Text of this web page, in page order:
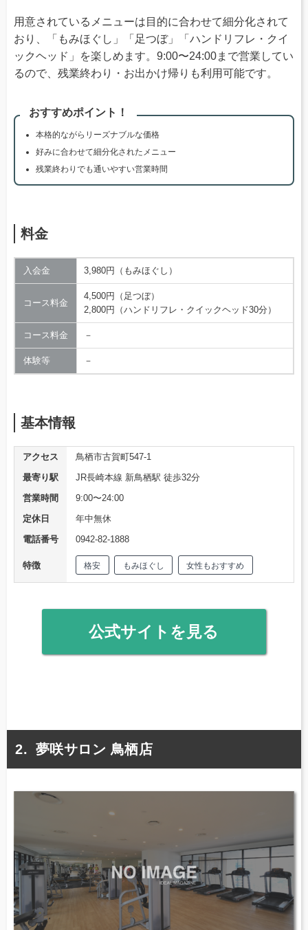
用意されているメニューは目的に合わせて細分化されて
おり、「もみほぐし」「足つぼ」「ハンドリフレ・クイ
ックヘッド」を楽しめます。9:00〜24:00まで営業してい
るので、残業終わり・お出かけ帰りも利用可能です。
おすすめポイント！
本格的ながらリーズナブルな価格
好みに合わせて細分化されたメニュー
残業終わりでも通いやすい営業時間
料金
入会金 3,980円（もみほぐし）
コース料金
4,500円（足つぼ）
2,800円（ハンドリフレ・クイックヘッド30分）
コース料金 －
体験等 －
基本情報
アクセス
鳥栖市古賀町547-1
最寄り駅
JR長崎本線 新鳥栖駅 徒歩32分
営業時間
9:00〜24:00
定休日
年中無休
電話番号
0942-82-1888
特徴 格安 もみほぐし 女性もおすすめ
公式サイトを見る
夢咲サロン 鳥栖店